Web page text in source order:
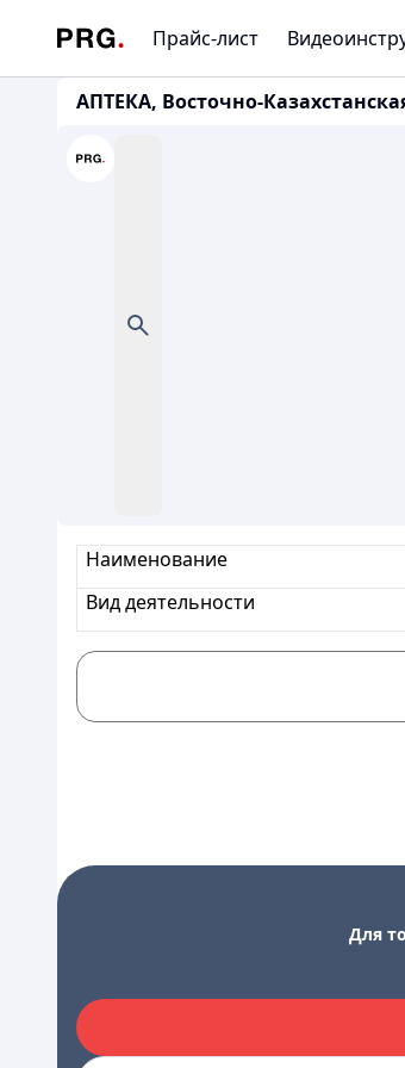
Прайс-лист
АПТЕКА, Восточно-
Наименование
Вид деятельности
Для